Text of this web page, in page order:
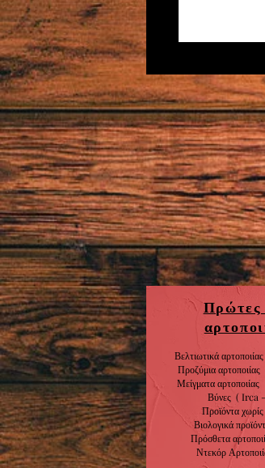
Πρώτες
Βελτιωτικά
Προζύμια αρτοποιίας
Μείγματα αρτοποιίας
Βύνες ( Irca
Προϊόντα χωρίς
Βιολογικά
Πρόσθετα
Ντεκόρ